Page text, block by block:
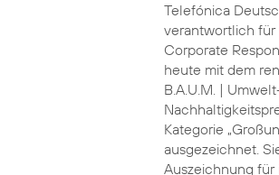
Telefónica
verantwortlich für
Corporate
heute mit dem
B.A.U.M. |
Kategorie
ausgezeichnet.
Auszeichnung für